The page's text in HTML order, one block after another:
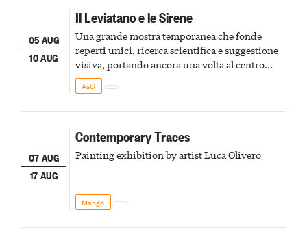
05 AUG
10 AUG
Il Leviatano e le Sirene
Una grande mostra temporanea che fonde
reperti unici, ricerca scientifica e suggestione
visiva, portando ancora una volta al centro
della scena le meraviglie del passato astigiano
Asti
07 AUG
17 AUG
Contemporary Traces
Painting exhibition by artist Luca Olivero
Mango